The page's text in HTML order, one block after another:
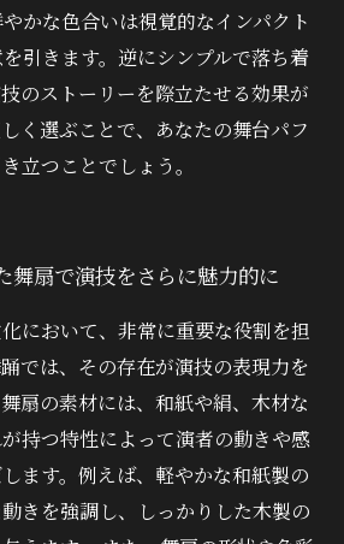
かな色合いは視覚的なインパクト
引きます。逆にシンプルで落ち着
のストーリーを際立たせる効果が
く選ぶことで、あなたの舞台パフ
立つことでしょう。
舞扇で演技をさらに魅力的に
において、非常に重要な役割を担
では、その存在が演技の表現力を
扇の素材には、和紙や絹、木材な
持つ特性によって演者の動きや感
ます。例えば、軽やかな和紙製の
きを強調し、しっかりした木製の